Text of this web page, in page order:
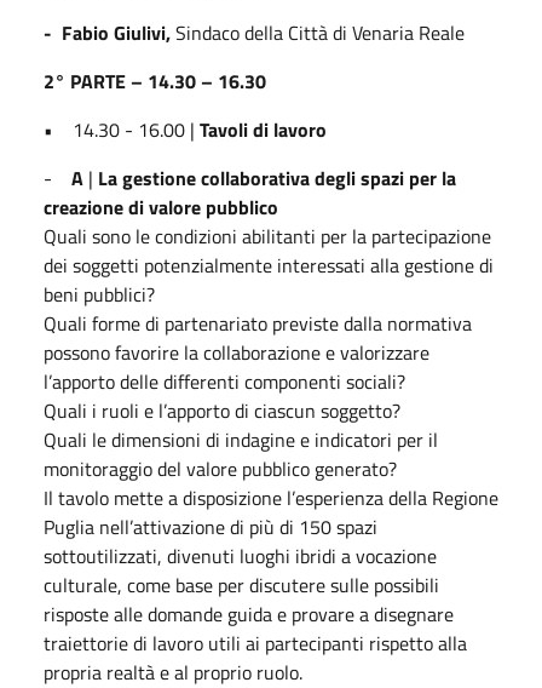
- Fabio Giulivi,Sindaco della Città di Venaria Reale
2° PARTE – 14.30 – 16.30
• 14.30 - 16.00 | Tavoli di lavoro
- A | La gestione collaborativa degli spazi per la
creazione di valore pubblico
Quali sono le condizioni abilitanti per la partecipazione
dei soggetti potenzialmente interessati alla gestione di
beni pubblici?
Quali forme di partenariato previste dalla normativa
possono favorire la collaborazione e valorizzare
l’apporto delle differenti componenti sociali?
Quali i ruoli e l’apporto di ciascun soggetto?
Quali le dimensioni di indagine e indicatori per il
monitoraggio del valore pubblico generato?
Il tavolo mette a disposizione l’esperienza della Regione
Puglia nell’attivazione di più di 150 spazi
sottoutilizzati, divenuti luoghi ibridi a vocazione
culturale, come base per discutere sulle possibili
risposte alle domande guida e provare a disegnare
traiettorie di lavoro utili ai partecipanti rispetto alla
propria realtà e al proprio ruolo.